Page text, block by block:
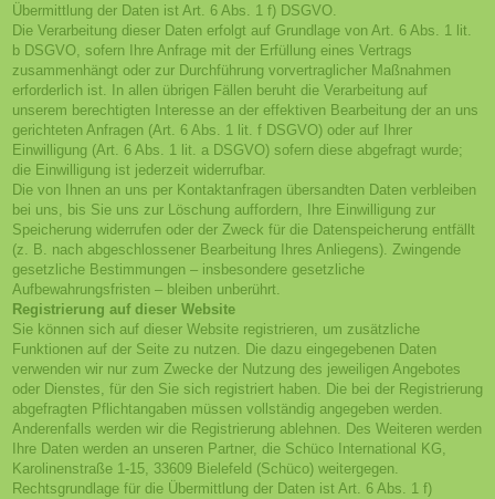
Übermittlung der Daten ist Art. 6 Abs. 1 f) DSGVO.
Die Verarbeitung dieser Daten erfolgt auf Grundlage von Art. 6 Abs. 1 lit.
b DSGVO, sofern Ihre Anfrage mit der Erfüllung eines Vertrags
zusammenhängt oder zur Durchführung vorvertraglicher Maßnahmen
erforderlich ist. In allen übrigen Fällen beruht die Verarbeitung auf
unserem berechtigten Interesse an der effektiven Bearbeitung der an uns
gerichteten Anfragen (Art. 6 Abs. 1 lit. f DSGVO) oder auf Ihrer
Einwilligung (Art. 6 Abs. 1 lit. a DSGVO) sofern diese abgefragt wurde;
die Einwilligung ist jederzeit widerrufbar.
Die von Ihnen an uns per Kontaktanfragen übersandten Daten verbleiben
bei uns, bis Sie uns zur Löschung auffordern, Ihre Einwilligung zur
Speicherung widerrufen oder der Zweck für die Datenspeicherung entfällt
(z. B. nach abgeschlossener Bearbeitung Ihres Anliegens). Zwingende
gesetzliche Bestimmungen – insbesondere gesetzliche
Aufbewahrungsfristen – bleiben unberührt.
Registrierung auf dieser Website
Sie können sich auf dieser Website registrieren, um zusätzliche
Funktionen auf der Seite zu nutzen. Die dazu eingegebenen Daten
verwenden wir nur zum Zwecke der Nutzung des jeweiligen Angebotes
oder Dienstes, für den Sie sich registriert haben. Die bei der Registrierung
abgefragten Pflichtangaben müssen vollständig angegeben werden.
Anderenfalls werden wir die Registrierung ablehnen. Des Weiteren werden
Ihre Daten werden an unseren Partner, die Schüco International KG,
Karolinenstraße 1-15, 33609 Bielefeld (Schüco) weitergegen.
Rechtsgrundlage für die Übermittlung der Daten ist Art. 6 Abs. 1 f)